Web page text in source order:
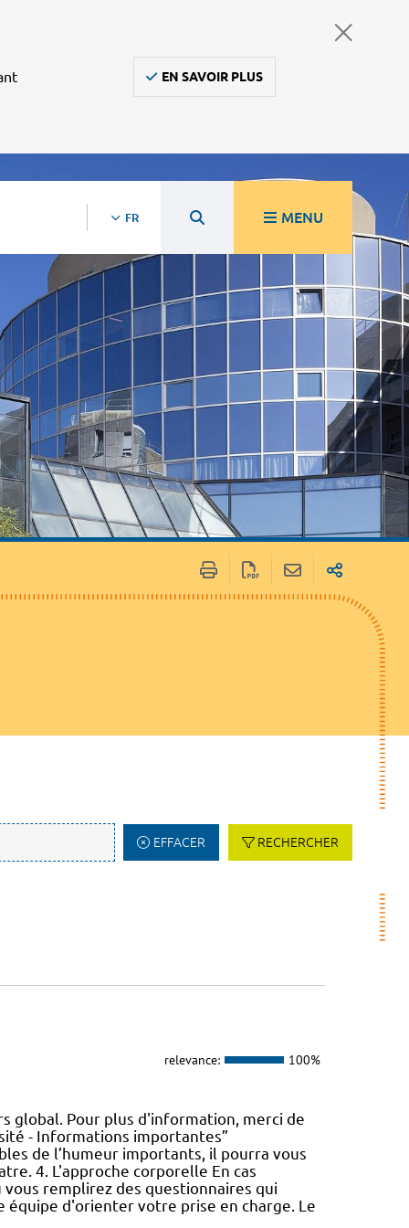
EN SAVOIR PLUS
FR MENU
EFFACER RECHERCHER
relevance: 100%
global. Pour plus d'information, merci de
- Informations importantes”
de l’humeur importants, il pourra vous
4. L'approche corporelle En cas
remplirez des questionnaires qui
d'orienter votre prise en charge. Le